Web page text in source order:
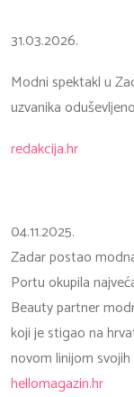
31.03.2026.
Modni spektakl u
uzvanika
redakcija.hr
04.11.2025.
Zadar postao
Portu okupila
Beauty partner
koji je stigao na
novom linijom
hellomagazin.hr